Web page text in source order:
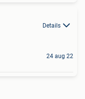
Details
24 aug 22